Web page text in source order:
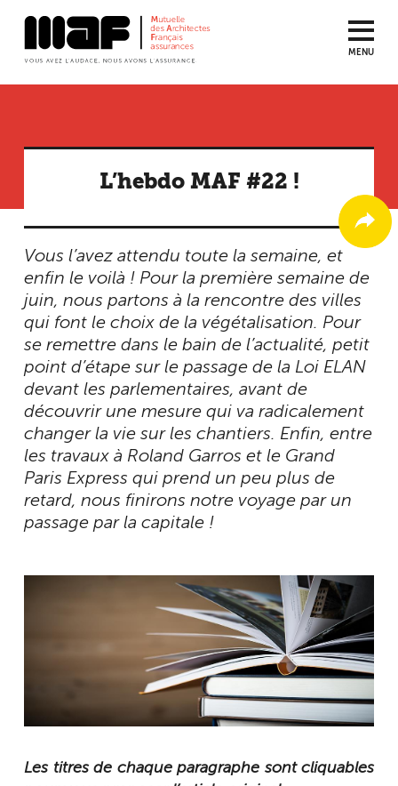
MENU
L’hebdo MAF #22 !
Vous l’avez attendu toute la semaine, et
enfin le voilà ! Pour la première semaine de
juin, nous partons à la rencontre des villes
qui font le choix de la végétalisation. Pour
se remettre dans le bain de l’actualité, petit
point d’étape sur le passage de la Loi ELAN
devant les parlementaires, avant de
découvrir une mesure qui va radicalement
changer la vie sur les chantiers. Enfin, entre
les travaux à Roland Garros et le Grand
Paris Express qui prend un peu plus de
retard, nous finirons notre voyage par un
passage par la capitale !
Les titres de chaque paragraphe sont cliquables